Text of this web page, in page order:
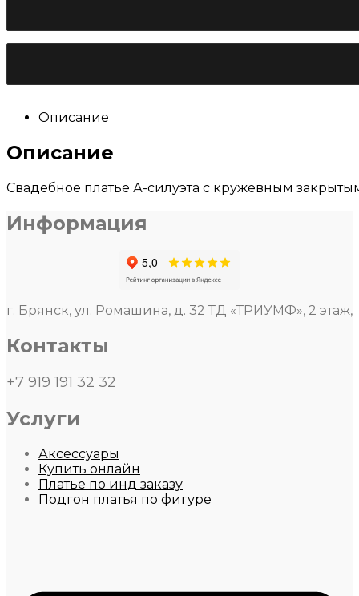
Свадебное
платье
"Кори"
Описание
Описание
Свадебное платье А-силуэта с кружевным
Информация
г. Брянск, ул. Ромашина, д. 32 ТД «ТРИУМФ», 2 этаж,
Контакты
+7 919 191 32 32
Услуги
Аксессуары
Купить онлайн
Платье по инд заказу
Подгон платья по фигуре